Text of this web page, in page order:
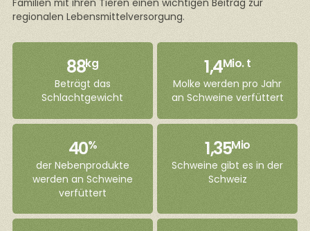
regionalen Lebensmittelversorgung.
88kg
Beträgt das
Schlachtgewicht
1,4Mio. t
Molke werden pro Jahr
an Schweine verfüttert
40%
der Nebenprodukte
werden an Schweine
verfüttert
1,35Mio
Schweine gibt es in der
Schweiz